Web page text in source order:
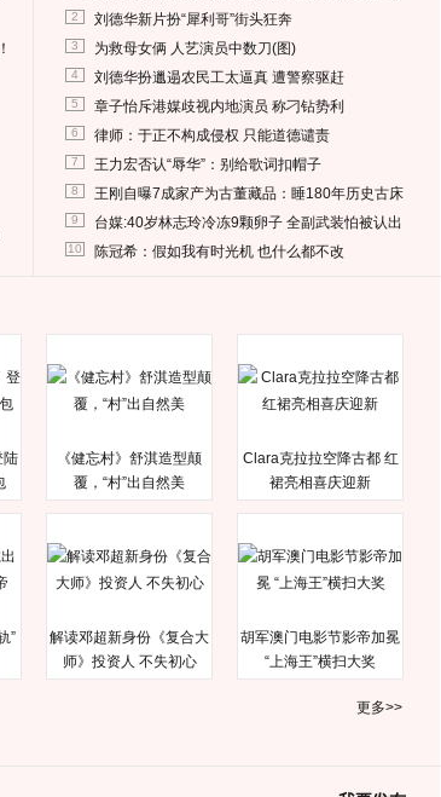
2 刘德华新片扮“犀利哥”街头狂奔
3 为救母女俩 人艺演员中数刀(图)
4 刘德华扮邋遢农民工太逼真 遭警察驱赶
5 章子怡斥港媒歧视内地演员 称刁钻势利
6 律师：于正不构成侵权 只能道德谴责
7 王力宏否认“辱华”：别给歌词扣帽子
8 王刚自曝7成家产为古董藏品：睡180年历史古床
9 台媒:40岁林志玲冷冻9颗卵子 全副武装怕被认出
10 陈冠希：假如我有时光机 也什么都不改
陆
《健忘村》舒淇造型颠
覆，“村”出自然美
Clara克拉拉空降古都 红
裙亮相喜庆迎新
”
解读邓超新身份《复合大
师》投资人 不失初心
胡军澳门电影节影帝加冕
“上海王”横扫大奖
更多>>